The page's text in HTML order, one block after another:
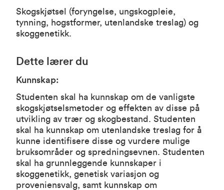
Skogskjøtsel (foryngelse, ungskogpleie,
tynning, hogstformer, utenlandske treslag) og
skoggenetikk.
Dette lærer du
Kunnskap:
Studenten skal ha kunnskap om de vanligste
skogskjøtselsmetoder og effekten av disse på
utvikling av trær og skogbestand. Studenten
skal ha kunnskap om utenlandske treslag for å
kunne identifisere disse og vurdere mulige
bruksområder og spredningsevnen. Studenten
skal ha grunnleggende kunnskaper i
skoggenetikk, genetisk variasjon og
proveniensvalg, samt kunnskap om